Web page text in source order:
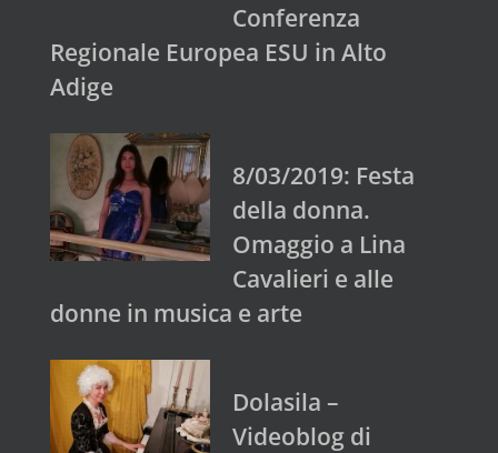
Conferenza
Regionale Europea ESU in Alto
Adige
8/03/2019: Festa
della donna.
Omaggio a Lina
Cavalieri e alle
donne in musica e arte
Dolasila –
Videoblog di